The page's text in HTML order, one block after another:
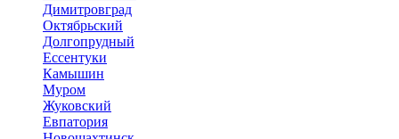
Димитровград
Октябрьский
Долгопрудный
Ессентуки
Камышин
Муром
Жуковский
Евпатория